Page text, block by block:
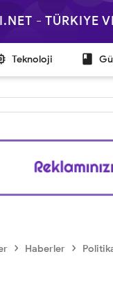
- TÜRKIYE
Teknoloji 
› Haberler ›